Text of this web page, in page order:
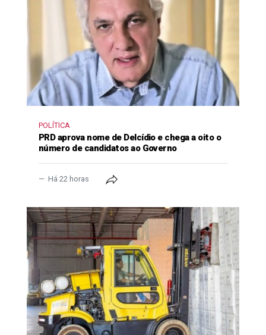
POLÍTICA
PRD aprova nome de Delcídio e chega a oito o
número de candidatos ao Governo
Há 22 horas